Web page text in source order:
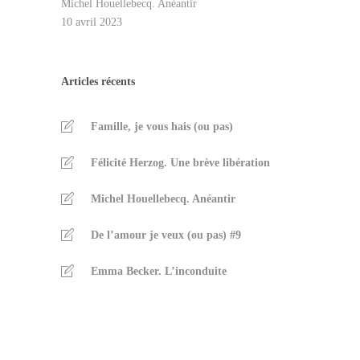
Michel Houellebecq. Anéantir
10 avril 2023
Articles récents
Famille, je vous hais (ou pas)
Félicité Herzog. Une brève libération
Michel Houellebecq. Anéantir
De l’amour je veux (ou pas) #9
Emma Becker. L’inconduite